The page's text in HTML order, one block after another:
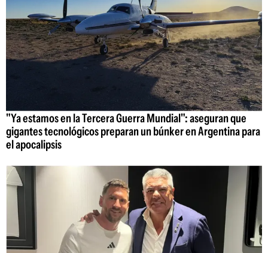
"Ya estamos en la Tercera Guerra Mundial": aseguran que
gigantes tecnológicos preparan un búnker en Argentina para
el apocalipsis